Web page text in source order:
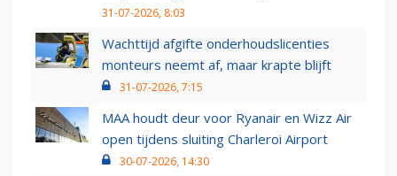
31-07-2026, 8:03
Wachttijd afgifte onderhoudslicenties
monteurs neemt af, maar krapte blijft
31-07-2026, 7:15
MAA houdt deur voor Ryanair en Wizz Air
open tijdens sluiting Charleroi Airport
30-07-2026, 14:30